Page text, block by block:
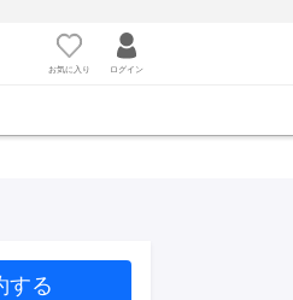
お気に入り ログイン
する